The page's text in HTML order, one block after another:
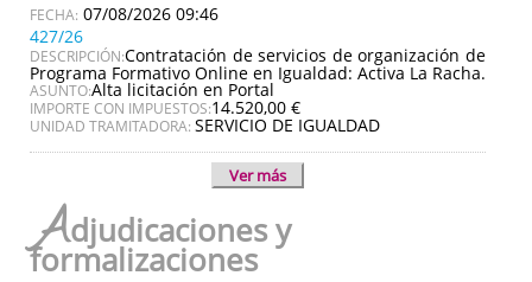
07/08/2026 09:46
427/26
DESCRIPCIÓN:Contratación de servicios de organización de
Programa Formativo Online en Igualdad: Activa La Racha.
ASUNTO:Alta licitación en Portal
IMPORTE CON IMPUESTOS:14.520,00 €
UNIDAD TRAMITADORA: SERVICIO DE IGUALDAD
Ver más
Adjudicaciones y
formalizaciones